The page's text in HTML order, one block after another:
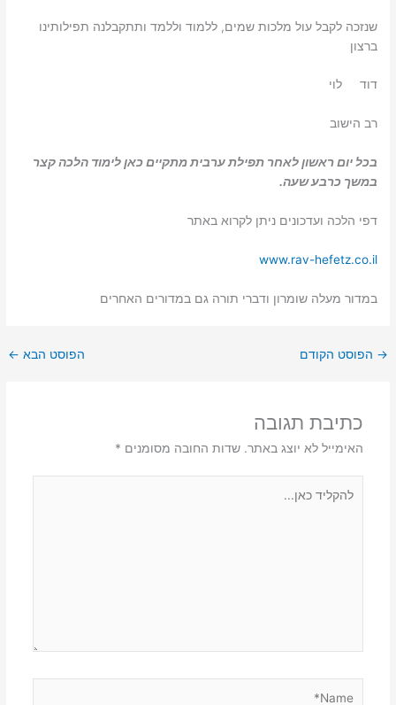
שנזכה לקבל עול מלכות שמים, ללמוד וללמד ותתקבלנה תפילותינו
ברצון
דוד לוי
רב הישוב
בכל יום ראשון לאחר תפילת ערבית מתקיים כאן לימוד הלכה קצר
במשך כרבע שעה.
דפי הלכה ועדכונים ניתן לקרוא באתר
www.rav-hefetz.co.il
במדור מעלה שומרון ודברי תורה גם במדורים האחרים
→ הפוסט הקודם הפוסט הבא ←
כתיבת תגובה
האימייל לא יוצג באתר. שדות החובה מסומנים *
כאן...